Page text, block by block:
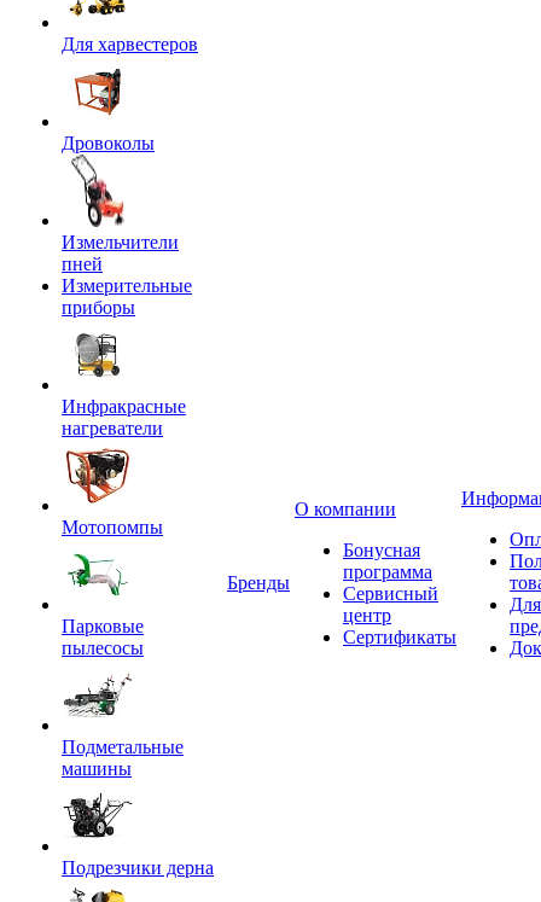
Для харвестеров
Дровоколы
Измельчители
пней
Измерительные
приборы
Инфракрасные
нагреватели
Мотопомпы
Парковые
пылесосы
Подметальные
машины
Подрезчики дерна
Бренды
О компании
Бонусная
программа
Сервисный
центр
Сертификаты
Для